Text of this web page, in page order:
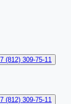
(812) 309-75-11
(812) 309-75-11